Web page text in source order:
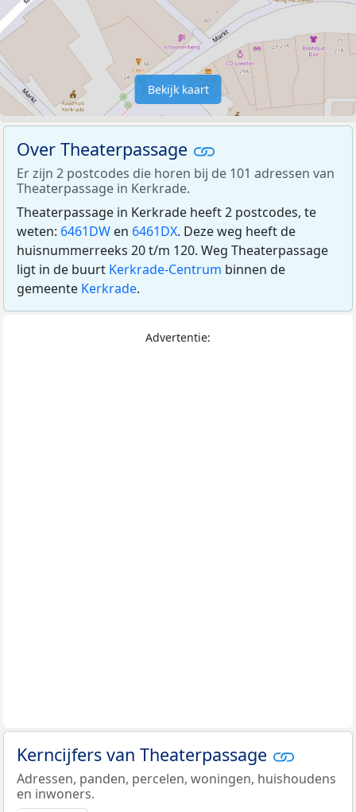
Bekijk kaart
Over Theaterpassage
Er zijn 2 postcodes die horen bij de 101 adressen van
Theaterpassage in Kerkrade.
Theaterpassage in Kerkrade heeft 2 postcodes, te
weten: 6461DW en 6461DX. Deze weg heeft de
huisnummerreeks 20 t/m 120. Weg Theaterpassage
ligt in de buurt Kerkrade-Centrum binnen de
gemeente Kerkrade.
Advertentie:
Kerncijfers van Theaterpassage
Adressen, panden, percelen, woningen, huishoudens
en inwoners.